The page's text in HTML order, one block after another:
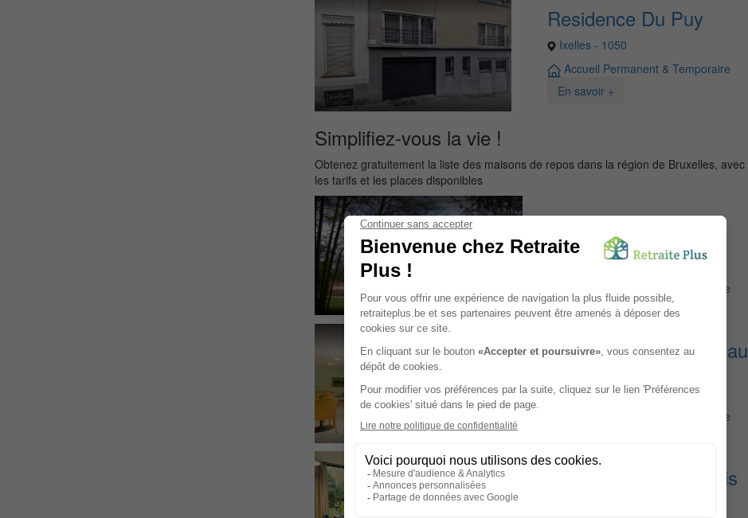
Residence Du Puy
Ixelles - 1050
Accueil Permanent & Temporaire
En savoir +
Simplifiez-vous la vie !
Obtenez gratuitement la liste des maisons de repos dans la région de Bruxelles, avec
les tarifs et les places disponibles
Stephenson Garden
Bruxelles - 1000
Accueil Permanent & Temporaire
En savoir +
Residence Archambeau
Maison de Repos et de Soins
Accueil Permanent & Temporaire
Les Terrasses Du Bois